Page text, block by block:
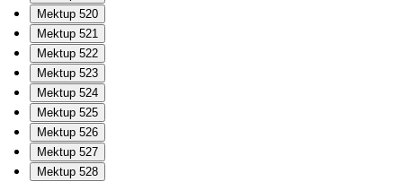
Mektup 520
Mektup 521
Mektup 522
Mektup 523
Mektup 524
Mektup 525
Mektup 526
Mektup 527
Mektup 528